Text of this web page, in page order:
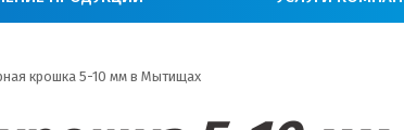
крошка 5-10 мм в Мытищах